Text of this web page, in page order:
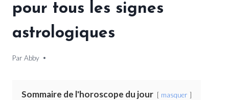
pour tous les signes
astrologiques
Par Abby
5 février 2026
Sommaire de l'horoscope du jour masquer